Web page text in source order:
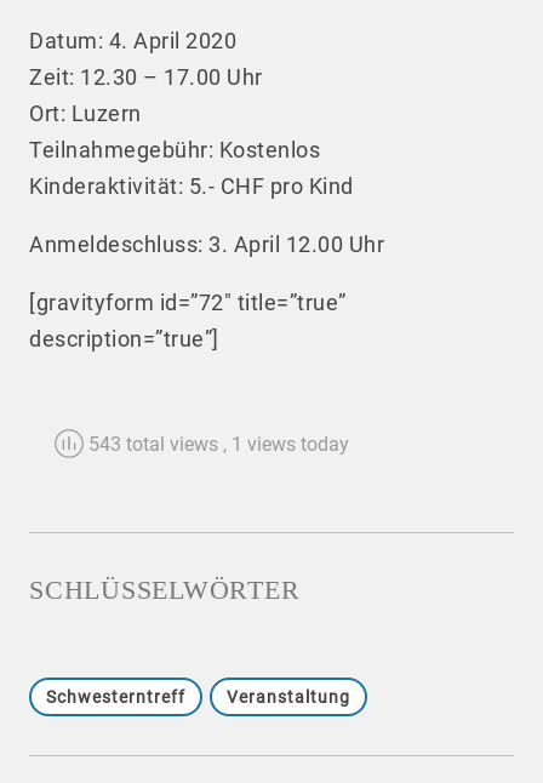
Datum: 4. April 2020
Zeit: 12.30 – 17.00 Uhr
Ort: Luzern
Teilnahmegebühr: Kostenlos
Kinderaktivität: 5.- CHF pro Kind
Anmeldeschluss: 3. April 12.00 Uhr
[gravityform id=”72″ title=”true”
description=”true”]
543 total views , 1 views today
SCHLÜSSELWÖRTER
Schwesterntreff Veranstaltung